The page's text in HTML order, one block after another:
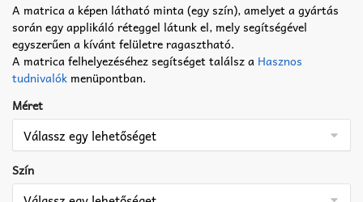
A matrica a képen látható minta (egy szín), amelyet a gyártás
során egy applikáló réteggel látunk el, mely segítségével
egyszerűen a kívánt felületre ragasztható.
A matrica felhelyezéséhez segítséget találsz a Hasznos
tudnivalók menüpontban.
Méret
Szín